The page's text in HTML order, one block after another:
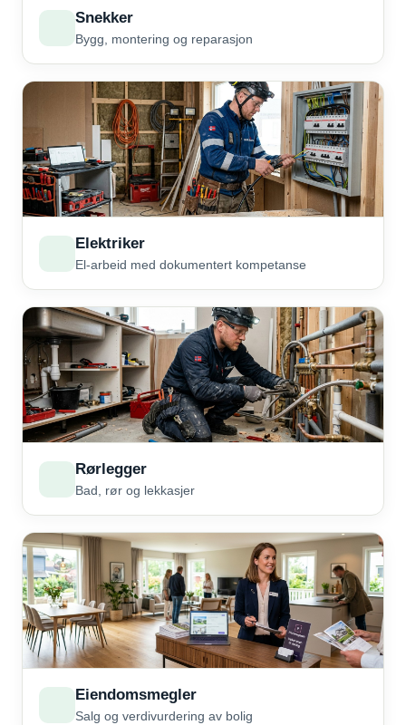
Snekker
Bygg, montering og reparasjon
Elektriker
El-arbeid med dokumentert kompetanse
Rørlegger
Bad, rør og lekkasjer
Eiendomsmegler
Salg og verdivurdering av bolig